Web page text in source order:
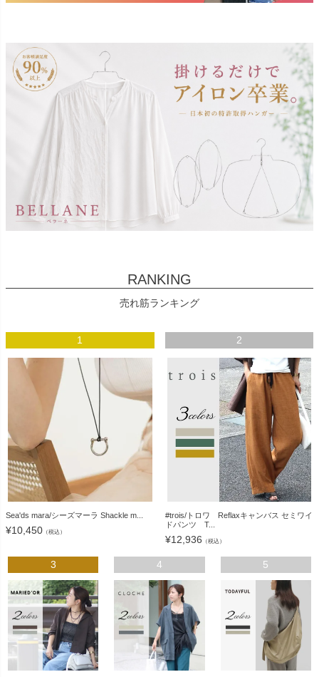
RANKING
売れ筋ランキング
1
Sea'ds mara/シーズマーラ Shackle m...
¥10,450 （税込）
2
#trois/トロワ Reflaxキャンバス セミワイ
ドパンツ T...
¥12,936 （税込）
3 4 5